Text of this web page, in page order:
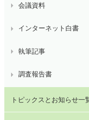
会議資料
インターネット白書
執筆記事
調査報告書
トピックスとお知らせ一